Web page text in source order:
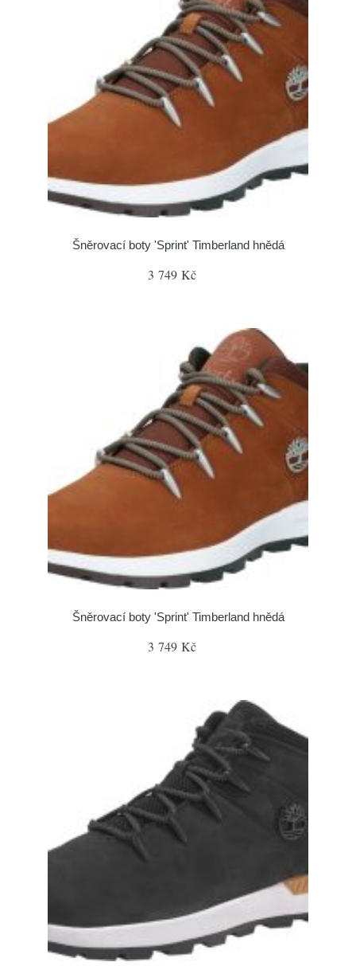
Šněrovací boty 'Sprint' Timberland hnědá
3 749 Kč
Šněrovací boty 'Sprint' Timberland hnědá
3 749 Kč